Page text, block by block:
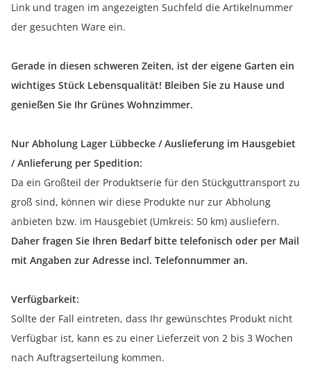
Link und tragen im angezeigten Suchfeld die Artikelnummer
der gesuchten Ware ein.
Gerade in diesen schweren Zeiten, ist der eigene Garten ein
wichtiges Stück Lebensqualität! Bleiben Sie zu Hause und
genießen Sie Ihr Grünes Wohnzimmer.
Nur Abholung Lager Lübbecke / Auslieferung im Hausgebiet
/ Anlieferung per Spedition:
Da ein Großteil der Produktserie für den Stückguttransport zu
groß sind, können wir diese Produkte nur zur Abholung
anbieten bzw. im Hausgebiet (Umkreis: 50 km) ausliefern.
Daher fragen Sie Ihren Bedarf bitte telefonisch oder per Mail
mit Angaben zur Adresse incl. Telefonnummer an.
Verfügbarkeit:
Sollte der Fall eintreten, dass Ihr gewünschtes Produkt nicht
Verfügbar ist, kann es zu einer Lieferzeit von 2 bis 3 Wochen
nach Auftragserteilung kommen.